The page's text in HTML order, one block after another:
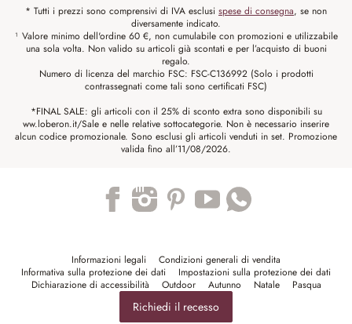
* Tutti i prezzi sono comprensivi di IVA esclusi spese di consegna, se non
diversamente indicato.
¹ Valore minimo dell'ordine 60 €, non cumulabile con promozioni e utilizzabile
una sola volta. Non valido su articoli già scontati e per l’acquisto di buoni
regalo.
Numero di licenza del marchio FSC: FSC-C136992 (Solo i prodotti
contrassegnati come tali sono certificati FSC)
*FINAL SALE: gli articoli con il 25% di sconto extra sono disponibili su
ww.loberon.it/Sale e nelle relative sottocategorie. Non è necessario inserire
alcun codice promozionale. Sono esclusi gli articoli venduti in set. Promozione
valida fino all’11/08/2026.
Informazioni legali
Condizioni generali di vendita
Informativa sulla protezione dei dati
Impostazioni sulla protezione dei dati
Dichiarazione di accessibilità
Outdoor Autunno Natale Pasqua
Richiedi il recesso